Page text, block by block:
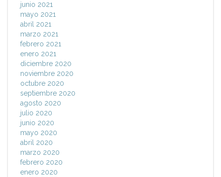
junio 2021
mayo 2021
abril 2021
marzo 2021
febrero 2021
enero 2021
diciembre 2020
noviembre 2020
octubre 2020
septiembre 2020
agosto 2020
julio 2020
junio 2020
mayo 2020
abril 2020
marzo 2020
febrero 2020
enero 2020